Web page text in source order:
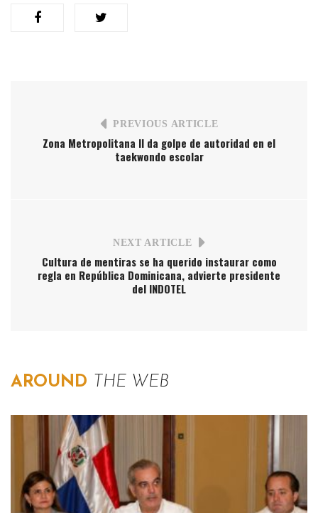
PREVIOUS ARTICLE
Zona Metropolitana II da golpe de autoridad en el
taekwondo escolar
NEXT ARTICLE
Cultura de mentiras se ha querido instaurar como
regla en República Dominicana, advierte presidente
del INDOTEL
AROUND THE WEB